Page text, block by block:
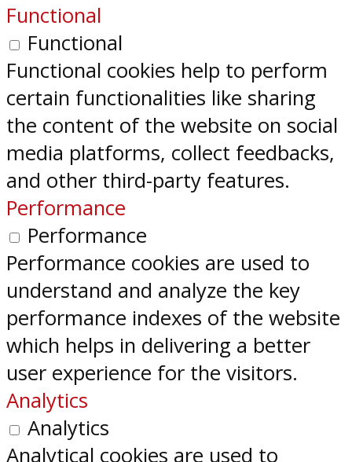
Functional
Functional
Functional cookies help to perform
certain functionalities like sharing
the content of the website on social
media platforms, collect feedbacks,
and other third-party features.
Performance
Performance
Performance cookies are used to
understand and analyze the key
performance indexes of the website
which helps in delivering a better
user experience for the visitors.
Analytics
Analytics
Analytical cookies are used to